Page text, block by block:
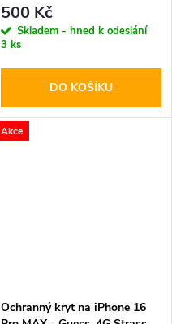
500 Kč
Skladem - hned k odeslání
3 ks
DO KOŠÍKU
Akce
Ochranný kryt na iPhone 16